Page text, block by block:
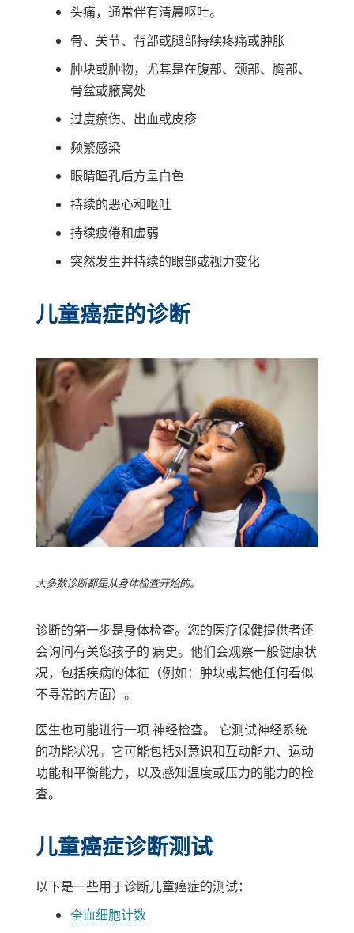
头痛，通常伴有清晨呕吐。
骨、关节、背部或腿部持续疼痛或肿胀
肿块或肿物，尤其是在腹部、颈部、胸部、
骨盆或腋窝处
过度瘀伤、出血或皮疹
频繁感染
眼睛瞳孔后方呈白色
持续的恶心和呕吐
持续疲倦和虚弱
突然发生并持续的眼部或视力变化
儿童癌症的诊断
大多数诊断都是从身体检查开始的。
诊断的第一步是身体检查。您的医疗保健提供者还
会询问有关您孩子的 病史。他们会观察一般健康状
况，包括疾病的体征（例如：肿块或其他任何看似
不寻常的方面）。
医生也可能进行一项神经检查。
它测试神经系统
的功能状况。它可能包括对意识和互动能力、运动
功能和平衡能力，以及感知温度或压力的能力的检
查。
儿童癌症诊断测试
以下是一些用于诊断儿童癌症的测试：
全血细胞计数